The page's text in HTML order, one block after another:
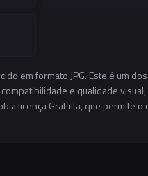
em formato JPG. Este é um
e qualidade
a licença Gratuita, que permite